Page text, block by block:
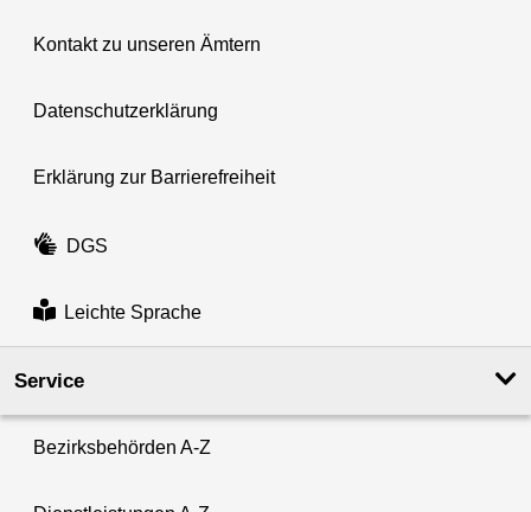
Kontakt zu unseren Ämtern
Datenschutzerklärung
Erklärung zur Barrierefreiheit
DGS
Leichte Sprache
Service
Bezirksbehörden A-Z